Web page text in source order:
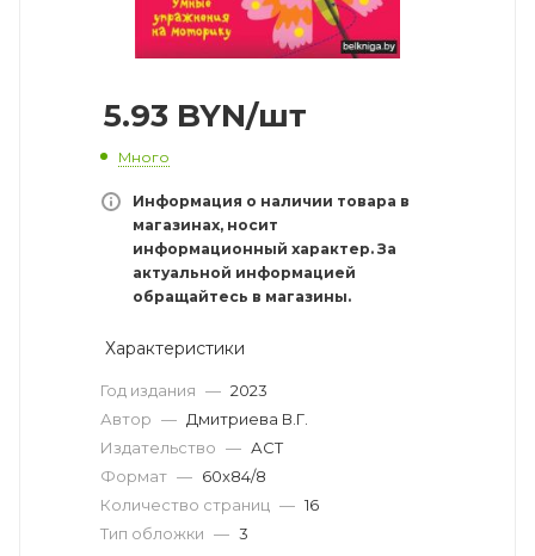
5.93 BYN/шт
Много
Информация о наличии товара в
магазинах, носит
информационный характер. За
актуальной информацией
обращайтесь в магазины.
Характеристики
Год издания — 2023
Автор — Дмитриева В.Г.
Издательство — АСТ
Формат — 60x84/8
Количество страниц — 16
Тип обложки — 3